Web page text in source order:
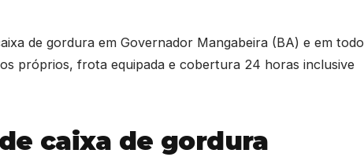
de gordura em Governador Mangabeira (BA) e em todo
próprios, frota equipada e cobertura 24 horas inclusive
caixa de gordura